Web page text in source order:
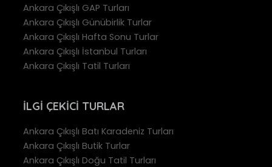
Ankara Çıkışlı GAP Turları
Ankara Çıkışlı Günübirlik Turlar
Ankara Çıkışlı Hafta Sonu Turlar
Ankara Çıkışlı İstanbul Turları
Ankara Çıkışlı Tatil Turları
İLGI ÇEKICI TURLAR
Ankara Çıkışlı Batı Karadeniz Turları
Ankara Çıkışlı Butik Turlar
Ankara Çıkışlı Doğu Tatil Turları